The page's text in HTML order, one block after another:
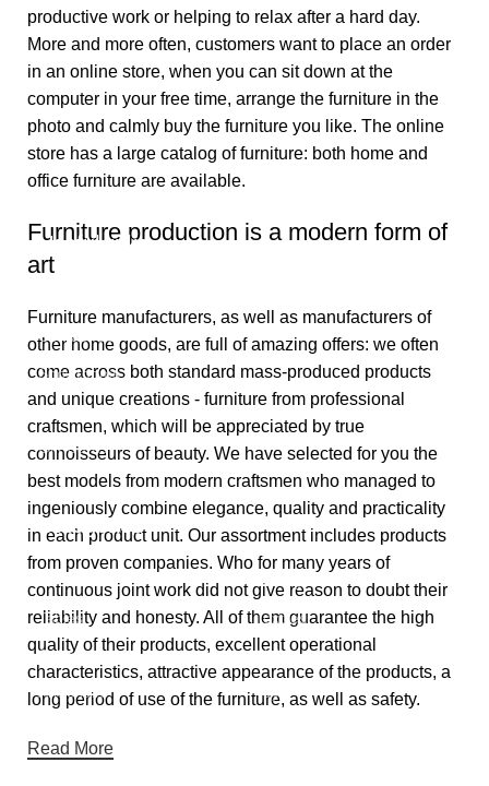
productive work or helping to relax after a hard day.
More and more often, customers want to place an order
in an online store, when you can sit down at the
computer in your free time, arrange the furniture in the
photo and calmly buy the furniture you like. The online
store has a large catalog of furniture: both home and
office furniture are available.
Furniture production is a modern form of
art
Furniture manufacturers, as well as manufacturers of
other home goods, are full of amazing offers: we often
come across both standard mass-produced products
and unique creations - furniture from professional
craftsmen, which will be appreciated by true
connoisseurs of beauty. We have selected for you the
best models from modern craftsmen who managed to
ingeniously combine elegance, quality and practicality
in each product unit. Our assortment includes products
from proven companies. Who for many years of
continuous joint work did not give reason to doubt their
reliability and honesty. All of them guarantee the high
quality of their products, excellent operational
characteristics, attractive appearance of the products, a
long period of use of the furniture, as well as safety.
Read More
Useful links
Contact Us
Showrooms
Blog
Gift Cards
Categories
Chair
Tables
Sofas
Armchairs
Storage
Textiles
Lighting
Toys